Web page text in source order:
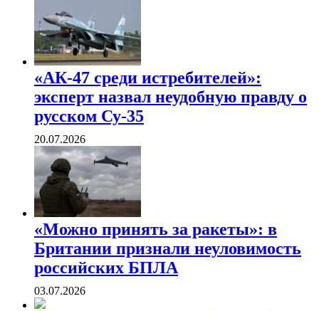
«АК-47 среди истребителей»:
эксперт назвал неудобную правду о
русском Су-35
20.07.2026
«Можно принять за ракеты»: в
Британии признали неуловимость
российских БПЛА
03.07.2026